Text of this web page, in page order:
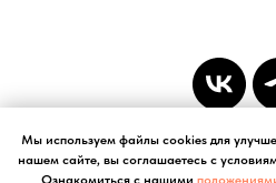
Мы используем файлы cookies для
нашем сайте, вы соглашаетесь с